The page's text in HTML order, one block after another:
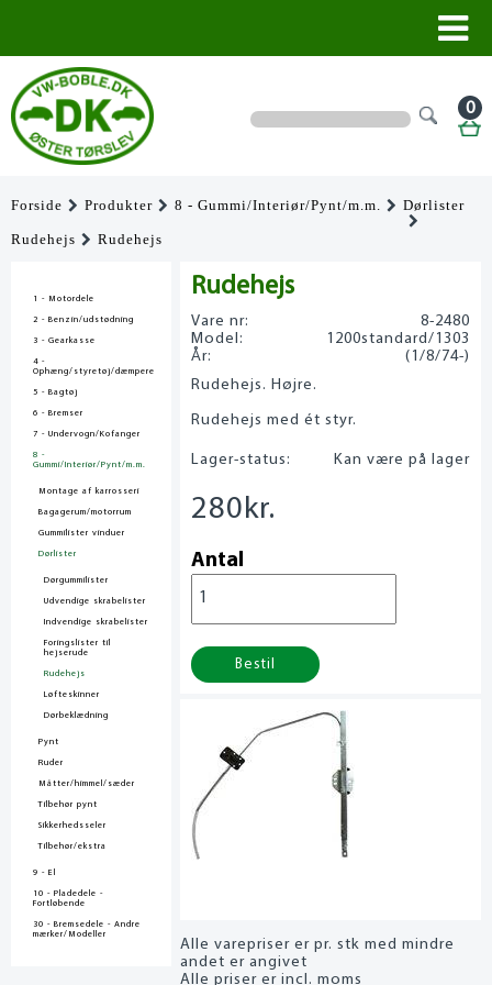
0
Forside Produkter 8 - Gummi/Interiør/Pynt/m.m. Dørlister
Rudehejs Rudehejs
1 - Motordele
2 - Benzin/udstødning
3 - Gearkasse
4 -
Ophæng/styretøj/dæmpere
5 - Bagtøj
6 - Bremser
7 - Undervogn/Kofanger
8 -
Gummi/Interiør/Pynt/m.m.
Montage af karrosseri
Bagagerum/motorrum
Gummilister vinduer
Dørlister
Dørgummilister
Udvendige skrabelister
Indvendige skrabelister
Foringslister til
hejserude
Rudehejs
Løfteskinner
Dørbeklædning
Pynt
Ruder
Måtter/himmel/sæder
Tilbehør pynt
Sikkerhedsseler
Tilbehør/ekstra
9 - El
10 - Pladedele -
Fortløbende
30 - Bremsedele - Andre
mærker/Modeller
Rudehejs
Vare nr:
8-2480
Model:
1200standard/1303
År:
(1/8/74-)
Rudehejs. Højre.
Rudehejs med ét styr.
Lager-status: Kan være på lager
280kr.
Antal
Bestil
Alle varepriser er pr. stk med mindre
andet er angivet
Alle priser er incl. moms